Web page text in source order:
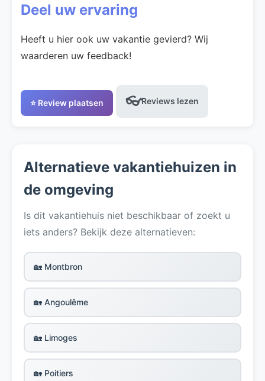
Deel uw ervaring
Heeft u hier ook uw vakantie gevierd? Wij
waarderen uw feedback!
⭐ Review plaatsen 👓Reviews lezen
Alternatieve vakantiehuizen in
de omgeving
Is dit vakantiehuis niet beschikbaar of zoekt u
iets anders? Bekijk deze alternatieven:
🏡 Montbron
🏡 Angoulême
🏡 Limoges
🏡 Poitiers